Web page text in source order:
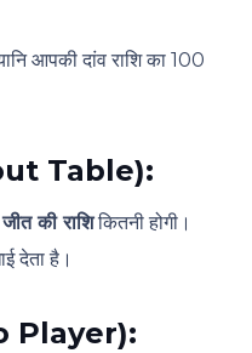
आपकी दांव राशि का 100
Table):
की राशिकितनी होगी।
देता है।
Player):